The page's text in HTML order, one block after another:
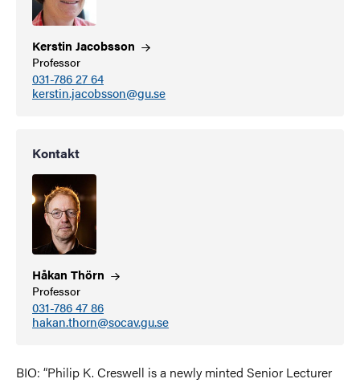
Kerstin Jacobsson
Professor
031-786 27 64
kerstin.jacobsson@gu.se
Kontakt
Håkan Thörn
Professor
031-786 47 86
hakan.thorn@socav.gu.se
BIO: “Philip K. Creswell is a newly minted Senior Lecturer